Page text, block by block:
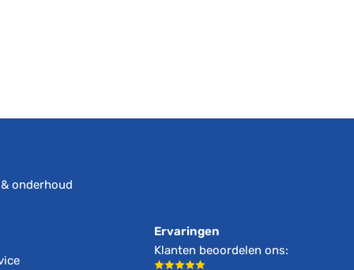
onderhoud
Ervaringen
Klanten beoordelen ons: